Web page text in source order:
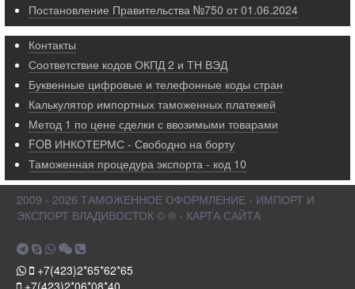
Постановление Правительства №750 от 01.06.2024
Контакты
Соответствие кодов ОКПД 2 и ТН ВЭД
Буквенные цифровые и телефонные коды стран
Калькулятор импортных таможенных платежей
Метод 1 по цене сделки с ввозимыми товарами
FOB ИНКОТЕРМС - Свободно на борту
Таможенная процедура экспорта - код 10
2009 - 2026 ТАМОЖЕННОЕ ОФОРМЛЕНИЕ - ИМПОРТ И
ЭКСПОРТ ВЛАДИВОСТОК © ® - КАРТА САЙТА
+7(423)2*65*62*65